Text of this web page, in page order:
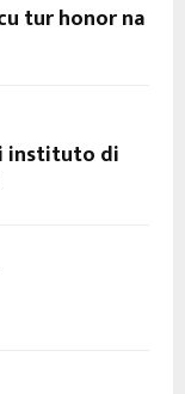
tur honor na
instituto di